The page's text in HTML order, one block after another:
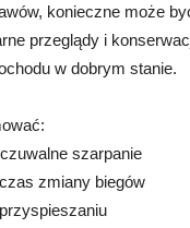
konieczne może
przeglądy i
w dobrym stanie.
szarpanie
zmiany biegów